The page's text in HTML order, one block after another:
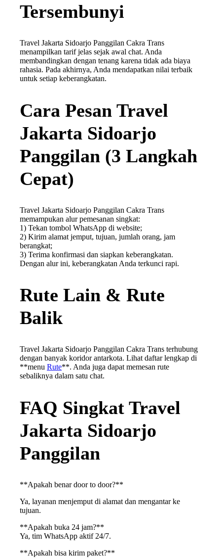
Tersembunyi
Travel Jakarta Sidoarjo Panggilan Cakra Trans
menampilkan tarif jelas sejak awal chat. Anda
membandingkan dengan tenang karena tidak ada biaya
rahasia. Pada akhirnya, Anda mendapatkan nilai terbaik
untuk setiap keberangkatan.
Cara Pesan Travel
Jakarta Sidoarjo
Panggilan (3 Langkah
Cepat)
Travel Jakarta Sidoarjo Panggilan Cakra Trans
memampukan alur pemesanan singkat:
1) Tekan tombol WhatsApp di website;
2) Kirim alamat jemput, tujuan, jumlah orang, jam
berangkat;
3) Terima konfirmasi dan siapkan keberangkatan.
Dengan alur ini, keberangkatan Anda terkunci rapi.
Rute Lain & Rute
Balik
Travel Jakarta Sidoarjo Panggilan Cakra Trans terhubung
dengan banyak koridor antarkota. Lihat daftar lengkap di
**menu Rute**. Anda juga dapat memesan rute
sebaliknya dalam satu chat.
FAQ Singkat Travel
Jakarta Sidoarjo
Panggilan
**Apakah benar door to door?**
Ya, layanan menjemput di alamat dan mengantar ke
tujuan.
**Apakah buka 24 jam?**
Ya, tim WhatsApp aktif 24/7.
**Apakah bisa kirim paket?**